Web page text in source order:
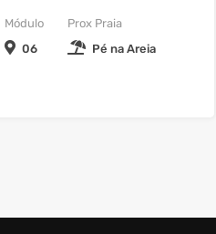
Módulo
06
Prox Praia
Pé na Areia